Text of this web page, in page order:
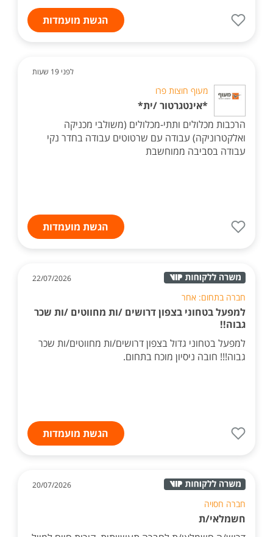
הגשת מועמדות
לפני 19 שעות
מעוף חוצות פרו
*אינטגרטור /ית*
הרכבות מכלולים ותתי-מכלולים (משולבי מכניקה
ואלקטרוניקה) עבודה עם שרטוטים עבודה בחדר נקי
עבודה בסביבה ממוחשבת
הגשת מועמדות
22/07/2026
חברה בתחום: אחר
למפעל בטחוני בצפון דרושים /ות מחווטים /ות שכר
גבוה!!
למפעל בטחוני גדול בצפון דרושים/ות מחווטים/ות שכר
גבוה!!! חובה ניסיון מוכח בתחום.
הגשת מועמדות
20/07/2026
חברה חסויה
חשמלאי/ת